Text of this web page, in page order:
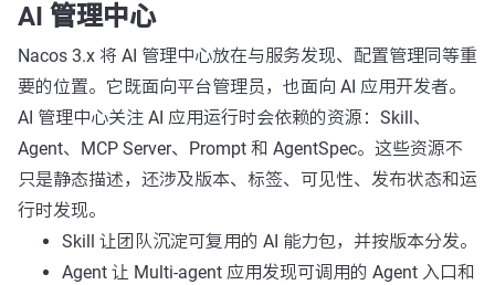
AI 管理中心
Nacos 3.x 将 AI 管理中心放在与服务发现、配置管理同等重
要的位置。它既面向平台管理员，也面向 AI 应用开发者。
AI 管理中心关注 AI 应用运行时会依赖的资源：Skill、
Agent、MCP Server、Prompt 和 AgentSpec。这些资源不
只是静态描述，还涉及版本、标签、可见性、发布状态和运
行时发现。
Skill 让团队沉淀可复用的 AI 能力包，并按版本分发。
Agent 让 Multi-agent 应用发现可调用的 Agent 入口和